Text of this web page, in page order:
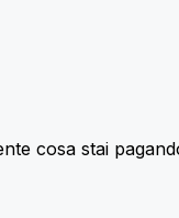
cosa stai